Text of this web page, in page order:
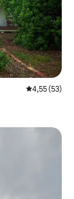
5 üzerinden
4,55 (53)